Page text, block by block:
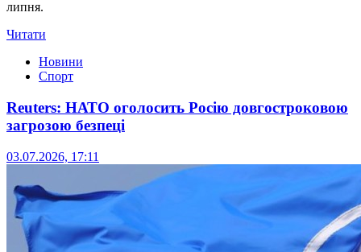
липня.
Читати
Новини
Спорт
Reuters: НАТО оголосить Росію довгостроковою
загрозою безпеці
03.07.2026, 17:11